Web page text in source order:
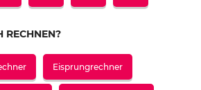
RECHNEN?
Eisprungrechner